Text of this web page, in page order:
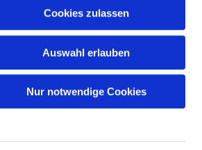
Cookies zulassen
Auswahl erlauben
Nur notwendige Cookies